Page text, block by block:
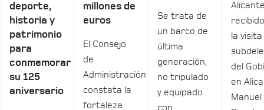
deporte,
historia y
patrimonio
para
conmemorar
su 125
aniversario
millones de
euros
El Consejo
de
Administración
constata la
fortaleza
Se trata de
un barco de
última
generación,
no tripulado
y equipado
con
la
del
en
Manuel